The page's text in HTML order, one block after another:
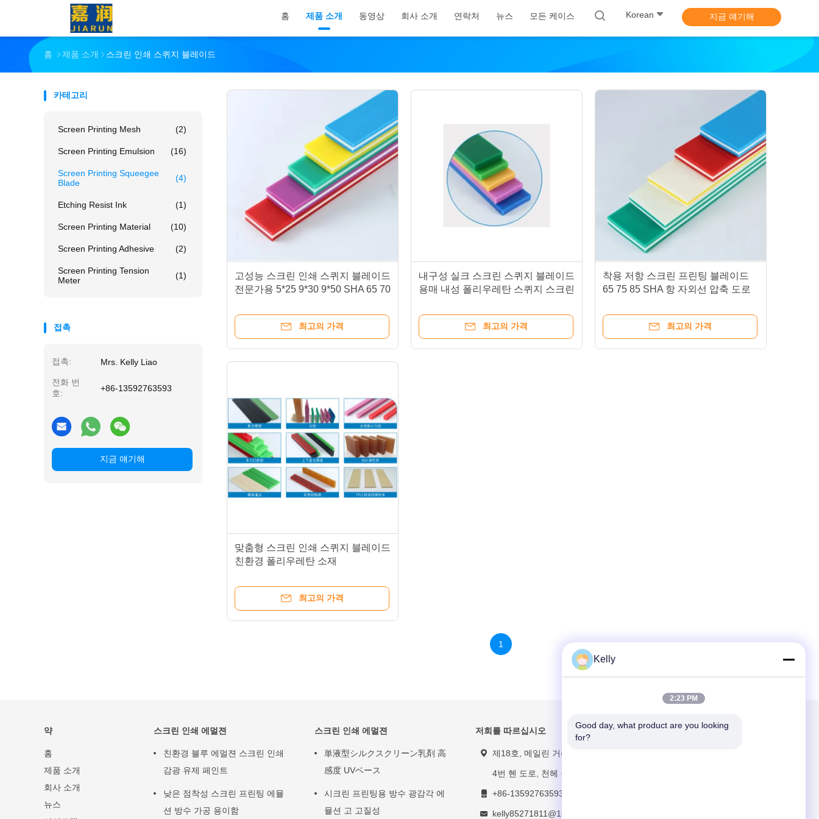
홈 제품 소개 동영상 회사 소개 연락처 뉴스 모든 케이스 Korean 지금 얘기해
홈 제품 소개 스크린 인쇄 스퀴지 블레이드
카테고리
Screen Printing Mesh (2)
Screen Printing Emulsion (16)
Screen Printing Squeegee
Blade
(4)
Etching Resist Ink (1)
Screen Printing Material (10)
Screen Printing Adhesive (2)
Screen Printing Tension
Meter
(1)
접촉
접촉: Mrs. Kelly Liao
전화 번
호:
+86-13592763593
지금 얘기해
고성능 스크린 인쇄 스퀴지 블레이드
전문가용 5*25 9*30 9*50 SHA 65 70
최고의 가격
내구성 실크 스크린 스퀴지 블레이드
용매 내성 폴리우레탄 스퀴지 스크린
최고의 가격
착용 저항 스크린 프린팅 블레이드
65 75 85 SHA 항 자외선 압축 도로
최고의 가격
맞춤형 스크린 인쇄 스퀴지 블레이드
친환경 폴리우레탄 소재
최고의 가격
1
약
홈
제품 소개
회사 소개
뉴스
스크린 인쇄 에멀젼
친환경 블루 에멀젼 스크린 인쇄
감광 유제 페인트
낮은 점착성 스크린 프린팅 에뮬
션 방수 가공 용이함
스크린 인쇄 에멀젼
単液型シルクスクリーン乳剤 高
感度 UVベース
시크린 프린팅용 방수 광감각 에
뮬션 고 고질성
저희를 따르십시오
제18호, 메일린 거리, 유안문
4번 헨 도로, 천헤 구, 광저우
+86-13592763593
kelly85271811@163.com
우리를 메일
Kelly
2:23 PM
Good day, what product are you looking
for?